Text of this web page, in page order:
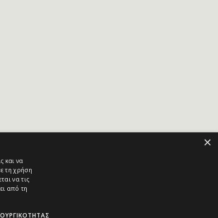
×
και να
τη χρήση
να τις
από τη